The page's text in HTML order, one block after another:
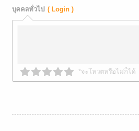
บุคคลทั่วไป ( Login )
*จะโหวตหรือไม่ก็ได้